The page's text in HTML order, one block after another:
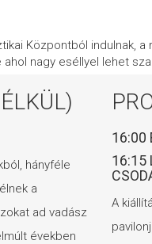
Központból indulnak,
nagy eséllyel lehet
hányféle
a
ad vadász
években
16:00
16:15
A